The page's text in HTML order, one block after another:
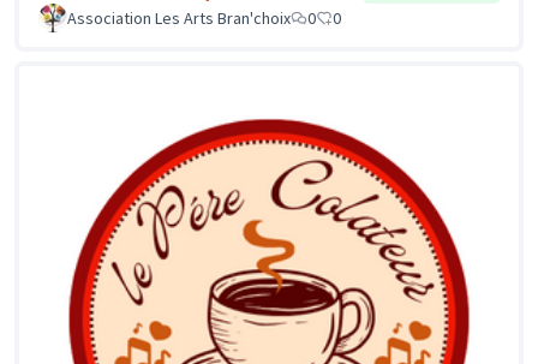
Association Les Arts Bran'choix
0 0